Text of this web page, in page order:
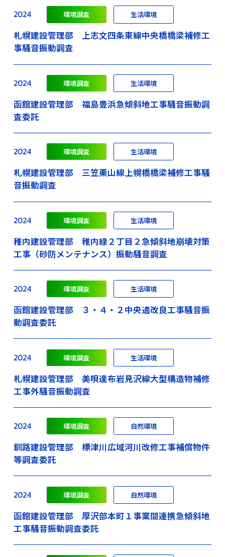
2024 環境調査 生活環境
札幌建設管理部 上志文四条東線中央橋橋梁補修工
事騒音振動調査
2024 環境調査 生活環境
函館建設管理部 福島豊浜急傾斜地工事騒音振動調
査委託
2024 環境調査 生活環境
札幌建設管理部 三笠栗山線上幌橋橋梁補修工事騒
音振動調査
2024 環境調査 生活環境
稚内建設管理部 稚内緑２丁目２急傾斜地崩壊対策
工事（砂防メンテナンス）振動騒音調査
2024 環境調査 生活環境
函館建設管理部 ３・４・２中央通改良工事騒音振
動調査委託
2024 環境調査 生活環境
札幌建設管理部 美唄達布岩見沢線大型構造物補修
工事外騒音振動調査
2024 環境調査 自然環境
釧路建設管理部 標津川広域河川改修工事補償物件
等調査委託
2024 環境調査 自然環境
函館建設管理部 厚沢部本町１事業間連携急傾斜地
工事騒音振動調査委託